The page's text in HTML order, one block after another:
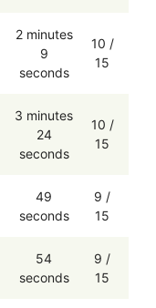
2 minutes
9
seconds
10 /
15
3 minutes
24
seconds
10 /
15
49
seconds
9 /
15
54
seconds
9 /
15